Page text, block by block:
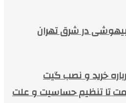
در شرق تهران
خرید و نصب گیت
تا تنظیم حساسیت و علت